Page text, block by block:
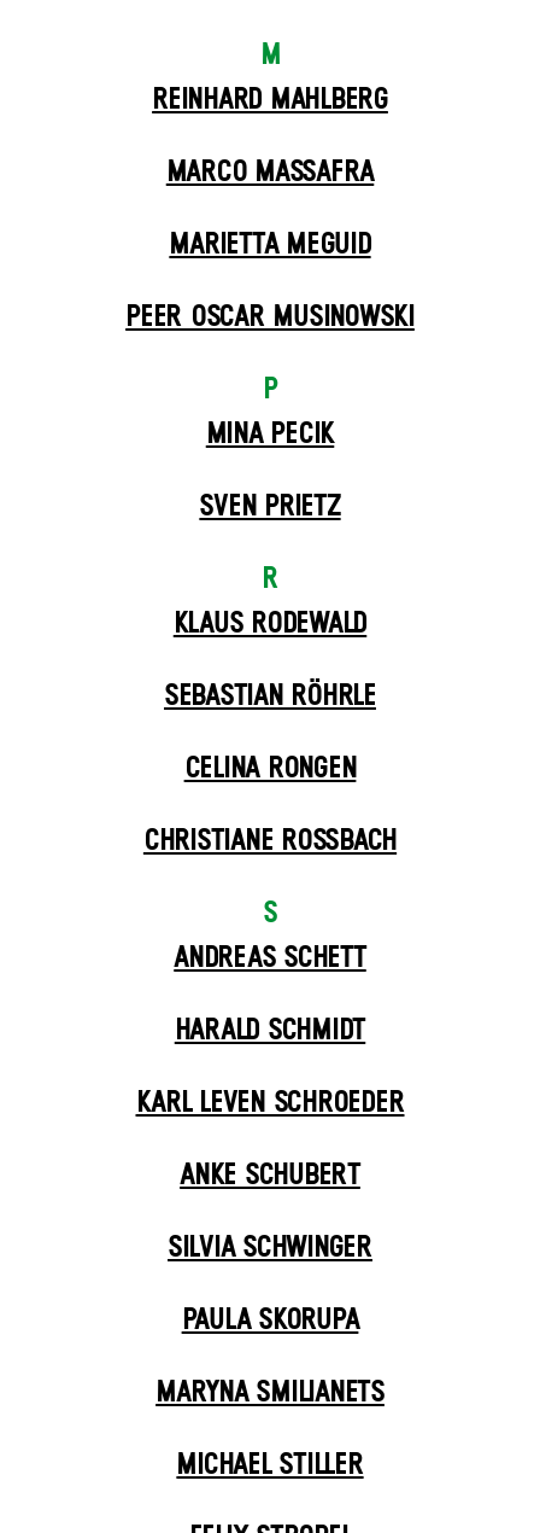
M
REINHARD MAHLBERG
MARCO MASSAFRA
MARIETTA MEGUID
PEER OSCAR MUSINOWSKI
P
MINA PECIK
SVEN PRIETZ
R
KLAUS RODEWALD
SEBASTIAN RÖHRLE
CELINA RONGEN
CHRISTIANE ROSSBACH
S
ANDREAS SCHETT
HARALD SCHMIDT
KARL LEVEN SCHROEDER
ANKE SCHUBERT
SILVIA SCHWINGER
PAULA SKORUPA
MARYNA SMILIANETS
MICHAEL STILLER